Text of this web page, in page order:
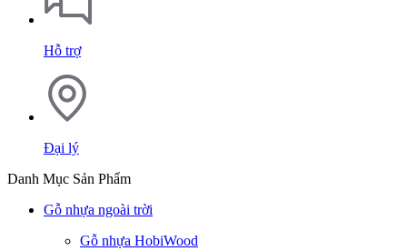
Hỗ trợ
Đại lý
Danh Mục Sản Phẩm
Gỗ nhựa ngoài trời
Gỗ nhựa HobiWood